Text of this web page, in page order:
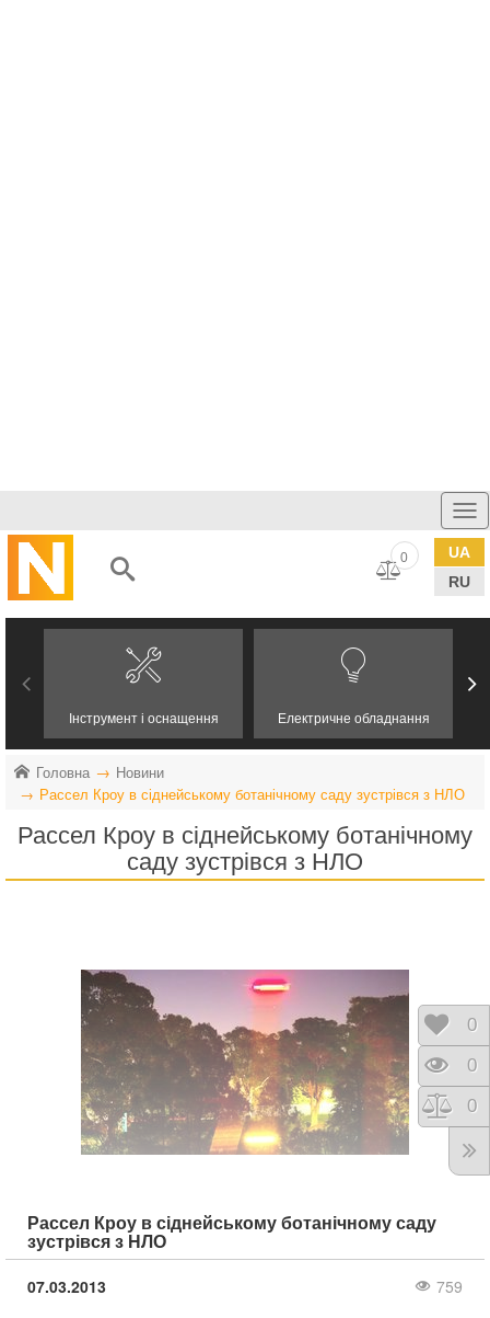
UA
RU
0
Інструмент і оснащення Електричне обладнання
Головна
Новини
Рассел Кроу в сіднейському ботанічному саду зустрівся з НЛО
Рассел Кроу в сіднейському ботанічному
саду зустрівся з НЛО
Рассел Кроу в сіднейському ботанічному саду
зустрівся з НЛО
07.03.2013
759
0
0
0